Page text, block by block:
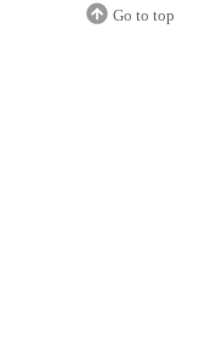
Go to top